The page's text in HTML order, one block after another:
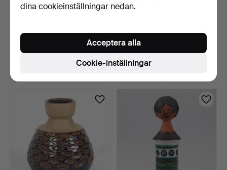
"Dora", ur serien "A…
4 dagar
och ljuslykta, 2 delar…
Värdering
dina cookieinställningar nedan.
Cookie-inställningar
Acceptera alla